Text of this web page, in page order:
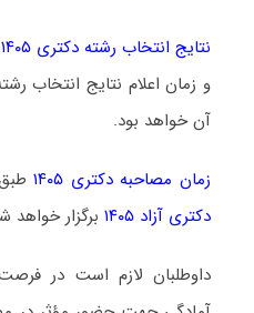
نتایج انتخاب رشته دکتری ۱۴۰۵
آن خواهد بود.
زمان مصاحبه دکتری ۱۴۰۵ طبق
دکتری آزاد ۱۴۰۵
برگزار خواهد
داوطلبان لازم است در